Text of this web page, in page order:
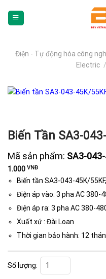
dịch)Điện - Tự động hóa công
Electric /
Biến Tần SA3-
Mã sản phẩm: SA3-
1.000 VNĐ
Biến tần SA3-043-45K/
Điện áp vào: 3 pha AC 380-
Điện áp ra: 3 pha AC 380-
Xuất xứ : Đài Loan
Thời gian bảo hành: 12
Biến tần SA3-043-45K/55KF, 45kW